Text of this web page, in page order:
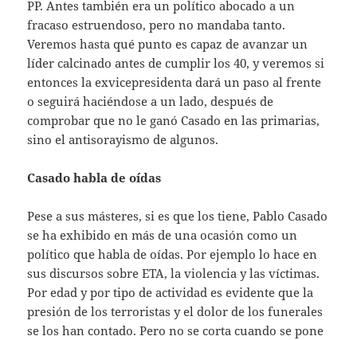
PP. Antes también era un político abocado a un
fracaso estruendoso, pero no mandaba tanto.
Veremos hasta qué punto es capaz de avanzar un
líder calcinado antes de cumplir los 40, y veremos si
entonces la exvicepresidenta dará un paso al frente
o seguirá haciéndose a un lado, después de
comprobar que no le ganó Casado en las primarias,
sino el antisorayismo de algunos.
Casado habla de oídas
Pese a sus másteres, si es que los tiene, Pablo Casado
se ha exhibido en más de una ocasión como un
político que habla de oídas. Por ejemplo lo hace en
sus discursos sobre ETA, la violencia y las víctimas.
Por edad y por tipo de actividad es evidente que la
presión de los terroristas y el dolor de los funerales
se los han contado. Pero no se corta cuando se pone